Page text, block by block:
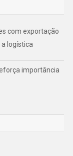
com exportação
logística
importância